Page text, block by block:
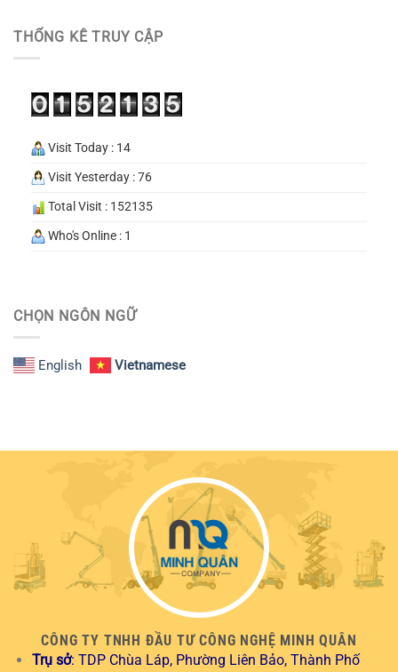
THỐNG KÊ TRUY CẬP
Visit Today : 14
Visit Yesterday : 76
Total Visit : 152135
Who's Online : 1
CHỌN NGÔN NGỮ
English Vietnamese
CÔNG TY TNHH ĐẦU TƯ CÔNG NGHỆ MINH QUÂN
Trụ sở: TDP Chùa Láp, Phường Liên Bảo, Thành Phố